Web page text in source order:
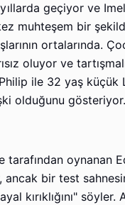
geçiyor ve
muhteşem bir
ortalarında.
oluyor ve
ile 32 yaş küçük
olduğunu gösteriyor.
tarafından oynanan
ancak bir test
kırıklığını"